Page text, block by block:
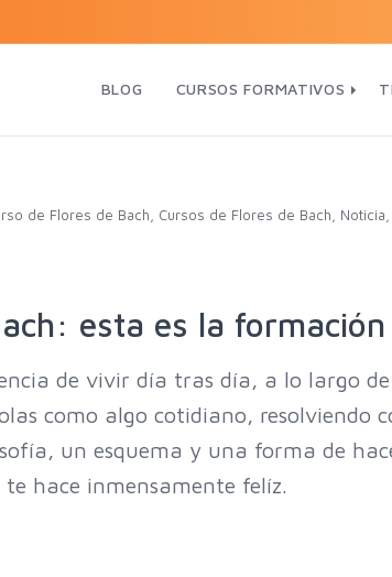
BLOG CURSOS FORMATIVOS
de Flores de Bach Cursos de Flores de Bach Noticia
esta es la
de vivir día tras día, a lo largo
como algo cotidiano, resolviendo
un esquema y una forma de
hace inmensamente felíz.